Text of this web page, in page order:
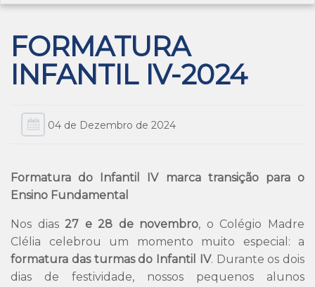
FORMATURA
INFANTIL IV-2024
04 de Dezembro de 2024
Formatura do Infantil IV marca transição para o
Ensino Fundamental
Nos dias27 e 28 de novembro, o Colégio Madre
Clélia celebrou um momento muito especial: a
formatura das turmas do Infantil IV. Durante os dois
dias de festividade, nossos pequenos alunos